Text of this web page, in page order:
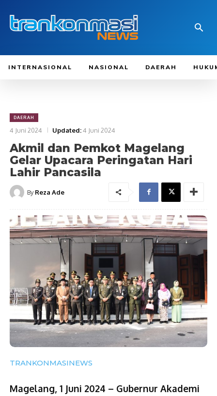
INTERNASIONAL NASIONAL DAERAH
DAERAH
4 Juni 2024 Updated:4 Juni 2024
Akmil dan Pemkot Magelang
Gelar Upacara Peringatan Hari
Lahir Pancasila
By Reza Ade
TRANKONMASINEWS
Magelang, 1 Juni 2024 – Gubernur Akademi